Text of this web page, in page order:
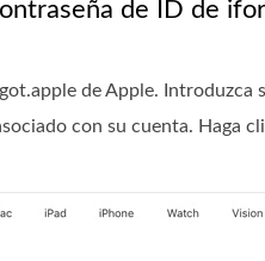
de ID de
de Apple. Introduzca
con su cuenta. Haga